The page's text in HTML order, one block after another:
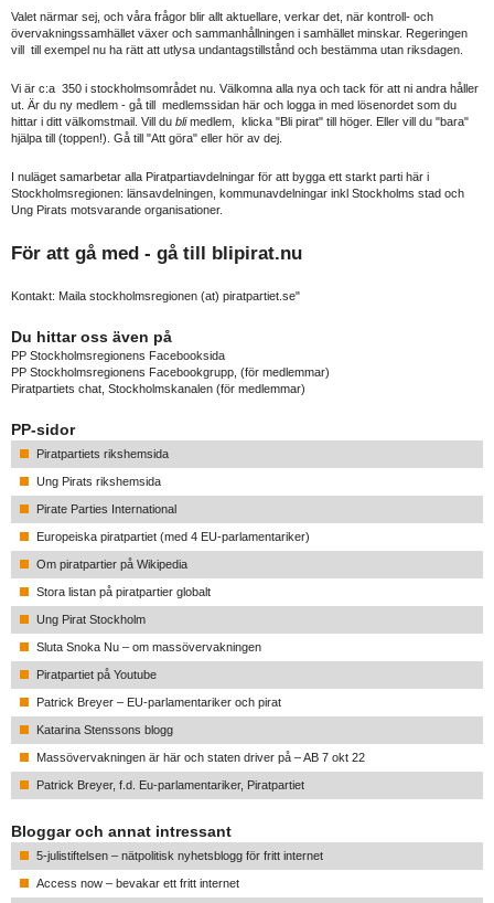
Valet närmar sej, och våra frågor blir allt aktuellare, verkar det, när kontroll- och
övervakningssamhället växer och sammanhållningen i samhället minskar. Regeringen
vill till exempel nu ha rätt att utlysa undantagstillstånd och bestämma utan riksdagen.
Vi är c:a 350 i stockholmsområdet nu. Välkomna alla nya och tack för att ni andra håller
ut. Är du ny medlem - gå till medlemssidan här och logga in med lösenordet som du
hittar i ditt välkomstmail. Vill du blimedlem, klicka "Bli pirat" till höger. Eller vill du "bara"
hjälpa till (toppen!). Gå till "Att göra" eller hör av dej.
I nuläget samarbetar alla Piratpartiavdelningar för att bygga ett starkt parti här i
Stockholmsregionen: länsavdelningen, kommunavdelningar inkl Stockholms stad och
Ung Pirats motsvarande organisationer.
För att gå med - gå till blipirat.nu
Kontakt: Maila stockholmsregionen (at) piratpartiet.se"
Du hittar oss även på
PP Stockholmsregionens Facebooksida
PP Stockholmsregionens Facebookgrupp , (för medlemmar)
Piratpartiets chat, Stockholmskanalen (för medlemmar)
PP-sidor
Piratpartiets rikshemsida
Ung Pirats rikshemsida
Pirate Parties International
Europeiska piratpartiet (med 4 EU-parlamentariker)
Om piratpartier på Wikipedia
Stora listan på piratpartier globalt
Ung Pirat Stockholm
Sluta Snoka Nu – om massövervakningen
Piratpartiet på Youtube
Patrick Breyer – EU-parlamentariker och pirat
Katarina Stenssons blogg
Massövervakningen är här och staten driver på – AB 7 okt 22
Patrick Breyer, f.d. Eu-parlamentariker, Piratpartiet
Bloggar och annat intressant
5-julistiftelsen – nätpolitisk nyhetsblogg för fritt internet
Access now – bevakar ett fritt internet